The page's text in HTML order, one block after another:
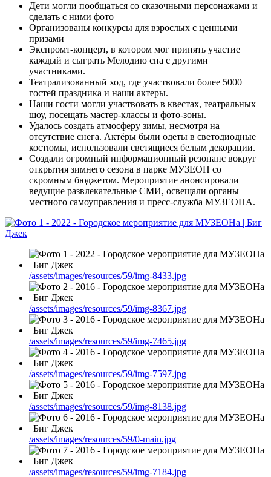
Дети могли пообщаться со сказочными персонажами и
сделать с ними фото
Организованы конкурсы для взрослых с ценными
призами
Экспромт-концерт, в котором мог принять участие
каждый и сыграть Мелодию сна с другими
участниками.
Театрализованный ход, где участвовали более 5000
гостей праздника и наши актеры.
Наши гости могли участвовать в квестах, театральных
шоу, посещать мастер-классы и фото-зоны.
Удалось создать атмосферу зимы, несмотря на
отсутствие снега. Актёры были одеты в светодиодные
костюмы, использовали светящиеся белым декорации.
Создали огромный информационный резонанс вокруг
открытия зимнего сезона в парке МУЗЕОН со
скромным бюджетом. Мероприятие анонсировали
ведущие развлекательные СМИ, освещали органы
местного самоуправления и пресс-служба МУЗЕОНА.
/assets/images/resources/59/img-8433.jpg
/assets/images/resources/59/img-8367.jpg
/assets/images/resources/59/img-7465.jpg
/assets/images/resources/59/img-7597.jpg
/assets/images/resources/59/img-8138.jpg
/assets/images/resources/59/0-main.jpg
/assets/images/resources/59/img-7184.jpg